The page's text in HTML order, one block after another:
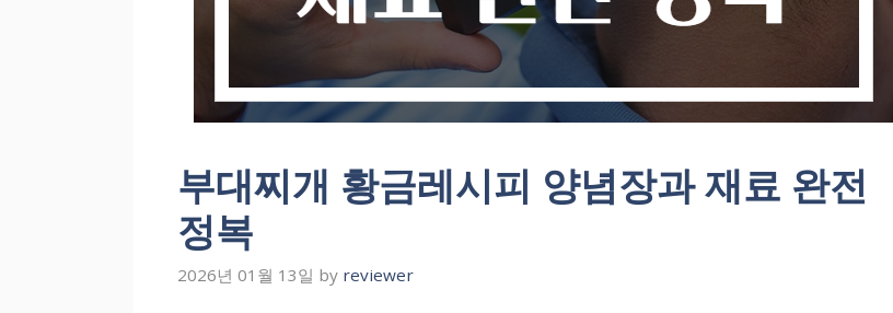
부대찌개 황금레시피 양념장과 재료 완전
정복
2026년 01월 13일 by reviewer